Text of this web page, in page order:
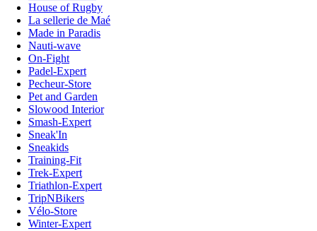
House of Rugby
La sellerie de Maé
Made in Paradis
Nauti-wave
On-Fight
Padel-Expert
Pecheur-Store
Pet and Garden
Slowood Interior
Smash-Expert
Sneak'In
Sneakids
Training-Fit
Trek-Expert
Triathlon-Expert
TripNBikers
Vélo-Store
Winter-Expert